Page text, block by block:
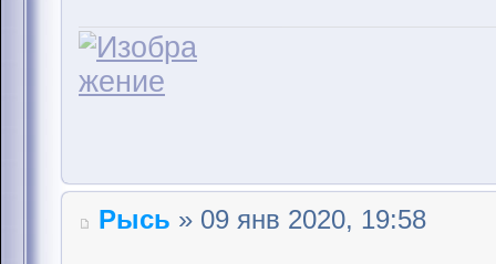
Рысь » 09 янв 2020, 19:58